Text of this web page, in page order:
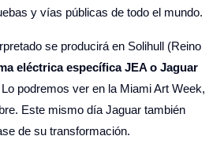
y vías públicas de todo el mundo.
se producirá en Solihull (Reino
eléctrica específica JEA o Jaguar
Lo podremos ver en la Miami Art Week,
Este mismo día Jaguar también
de su transformación.